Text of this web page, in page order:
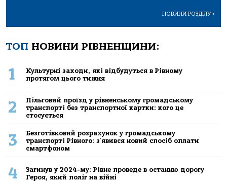
НОВИНИ РОЗДІЛУ>
ТОП НОВИНИ РІВНЕНЩИНИ:
1
Культурні заходи, які відбудуться в Рівному
протягом цього тижня
2
Пільговий проїзд у рівненському громадському
транспорті без транспортної картки: кого це
стосується
3
Безготівковий розрахунок у громадському
транспорті Рівного: з'явився новий спосіб оплати
смартфоном
4
Загинув у 2024-му: Рівне проведе в останню дорогу
Героя, який поліг на війні